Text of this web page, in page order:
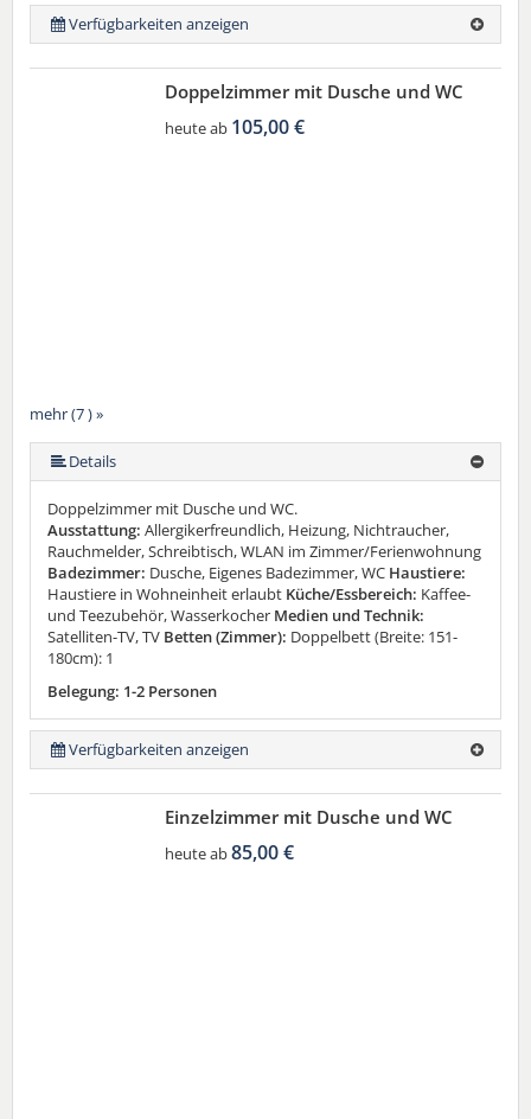
Verfügbarkeiten anzeigen
mehr (7 ) »
mehr (7 ) »
mehr (7 ) »
mehr (7 ) »
Doppelzimmer mit Dusche und WC
heute ab 105,00 €
Details
Doppelzimmer mit Dusche und WC.
Ausstattung: Allergikerfreundlich, Heizung, Nichtraucher,
Rauchmelder, Schreibtisch, WLAN im Zimmer/Ferienwohnung
Badezimmer: Dusche, Eigenes Badezimmer, WC Haustiere:
Haustiere in Wohneinheit erlaubt Küche/Essbereich: Kaffee-
und Teezubehör, Wasserkocher Medien und Technik:
Satelliten-TV, TV Betten (Zimmer): Doppelbett (Breite: 151-
180cm): 1
Belegung: 1-2 Personen
Verfügbarkeiten anzeigen
Einzelzimmer mit Dusche und WC
heute ab85,00 €